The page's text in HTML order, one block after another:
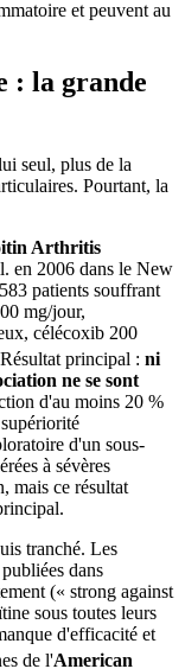
et peuvent au
: la grande
seul, plus de la
Pourtant, la
Arthritis
en 2006 dans le New
patients souffrant
mg/jour,
célécoxib 200
principal : ni
ne se sont
d'au moins 20 %
d'un sous-
à sévères
mais ce résultat
tranché. Les
dans
(« strong against
sous toutes leurs
d'efficacité et
de l'American